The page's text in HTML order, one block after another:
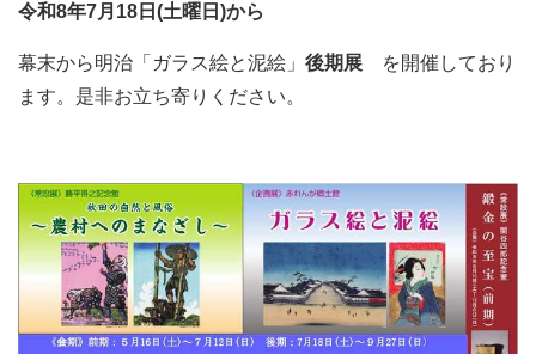
令和8年7月18日(土曜日)から
幕末から明治「ガラス絵と泥絵」 後期展 を開催しており
ます。是非お立ち寄りください。